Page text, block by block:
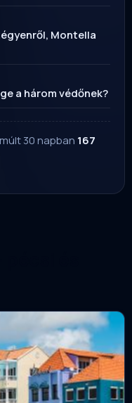
Montella
a három védőnek?
30 napban 167